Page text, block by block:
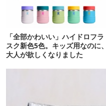
「全部かわいい」ハイドロフラ
スク新色5色。キッズ用なのに、
大人が欲しくなりました